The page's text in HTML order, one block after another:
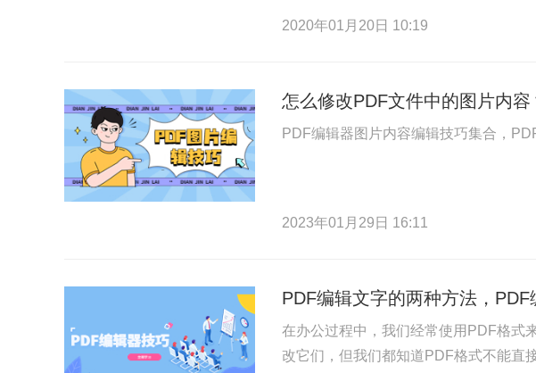
2020年01月20日 10:19
怎么修改PDF文件中的图片内容
PDF编辑器图片内容编辑技巧集合，
2023年01月29日 16:11
PDF编辑文字的两种方法，PDF
在办公过程中，我们经常使用PDF格式
改它们，但我们都知道PDF格式不能直